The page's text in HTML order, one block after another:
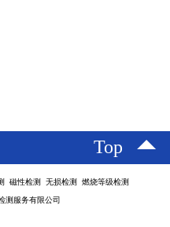
Top
磁性检测 无损检测 燃烧等级检测
测服务有限公司